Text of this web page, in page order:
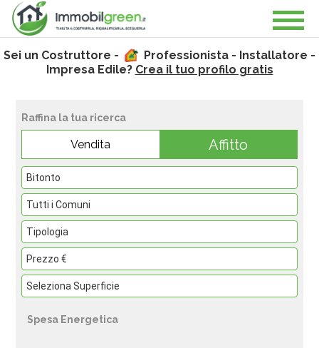
Sei un Costruttore -
Professionista - Installatore -
Impresa Edile? Crea il tuo profilo gratis
Raffina la tua ricerca
Vendita Affitto
Spesa Energetica